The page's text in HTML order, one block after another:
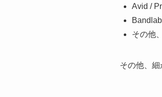
Avid /
その他
その他、